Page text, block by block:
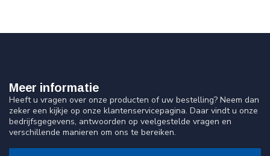
Meer informatie
Heeft u vragen over onze producten of uw bestelling? Neem dan
zeker een kijkje op onze klantenservicepagina. Daar vindt u onze
bedrijfsgegevens, antwoorden op veelgestelde vragen en
verschillende manieren om ons te bereiken.